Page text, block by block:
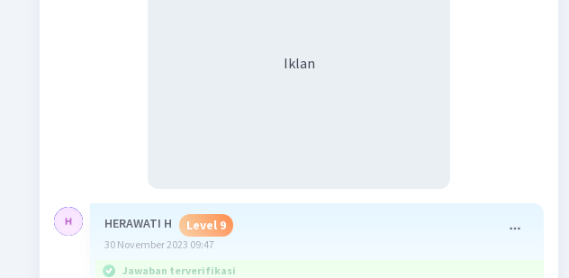
Iklan
HERAWATI H Level 9
30 November 2023 09:47
Jawaban terverifikasi